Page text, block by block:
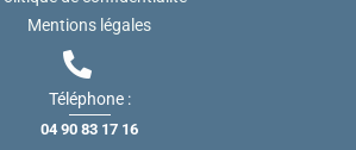
Mentions légales
Téléphone :
04 90 83 17 16